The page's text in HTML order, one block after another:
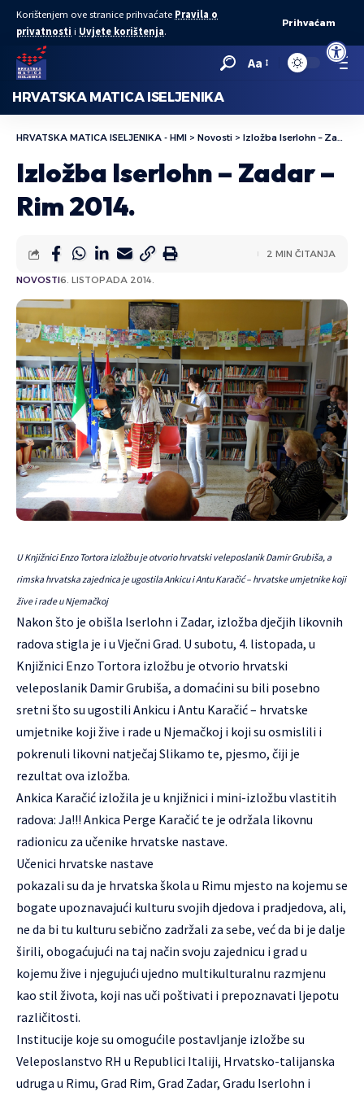
Open
Korištenjem ove stranice prihvaćate Pravila o
privatnosti i Uvjete korištenja.
Prihvaćam
Aa
HRVATSKA MATICA ISELJENIKA
HRVATSKA MATICA ISELJENIKA - HMI > Novosti > Izložba Iserlohn – Zadar – Rim 2014.
Izložba Iserlohn – Zadar –
Rim 2014.
NOVOSTI6. LISTOPADA 2014.
2 MIN ČITANJA
U Knjižnici Enzo Tortora izložbu je otvorio hrvatski veleposlanik Damir Grubiša, a
rimska hrvatska zajednica je ugostila Ankicu i Antu Karačić – hrvatske umjetnike koji
žive i rade u Njemačkoj
Nakon što je obišla Iserlohn i Zadar, izložba dječjih likovnih
radova stigla je i u Vječni Grad. U subotu, 4. listopada, u
Knjižnici Enzo Tortora izložbu je otvorio hrvatski
veleposlanik Damir Grubiša, a domaćini su bili posebno
sretni što su ugostili Ankicu i Antu Karačić – hrvatske
umjetnike koji žive i rade u Njemačkoj i koji su osmislili i
pokrenuli likovni natječaj Slikamo te, pjesmo, čiji je
rezultat ova izložba.
Ankica Karačić izložila je u knjižnici i mini-izložbu vlastitih
radova: Ja!!! Ankica Perge Karačić te je održala likovnu
radionicu za učenike hrvatske nastave.
Učenici hrvatske nastave
pokazali su da je hrvatska škola u Rimu mjesto na kojemu se
bogate upoznavajući kulturu svojih djedova i pradjedova, ali,
ne da bi tu kulturu sebično zadržali za sebe, već da bi je dalje
širili, obogaćujući na taj način svoju zajednicu i grad u
kojemu žive i njegujući ujedno multikulturalnu razmjenu
kao stil života, koji nas uči poštivati i prepoznavati ljepotu
različitosti.
Institucije koje su omogućile postavljanje izložbe su
Veleposlanstvo RH u Republici Italiji, Hrvatsko-talijanska
udruga u Rimu, Grad Rim, Grad Zadar, Gradu Iserlohn i